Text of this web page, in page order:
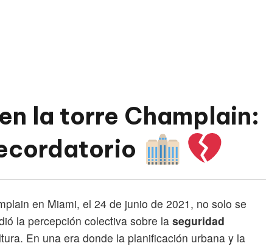
la torre Champlain:
en Miami, el 24 de junio de 2021, no solo se
la percepción colectiva sobre la seguridad
En una era donde la planificación urbana y la